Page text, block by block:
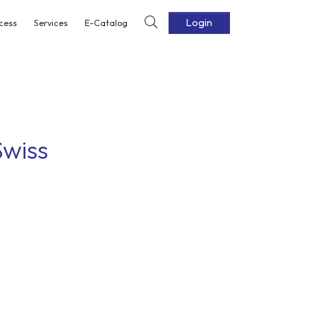
Services E-Catalog Login